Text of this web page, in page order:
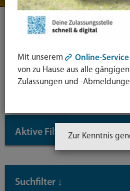
Ihre Suche
Suche in leichter Sprache
Aktive Filter ↓
Suchfilter ↓
Mit unserem Online-Service
von zu Hause aus alle
Zulassungen und -
Zur Kenntnis